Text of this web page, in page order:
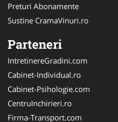
Preturi Abonamente
Sustine CramaVinuri.ro
Parteneri
IntretinereGradini.com
Cabinet-Individual.ro
Cabinet-Psihologie.com
CentruInchirieri.ro
Firma-Transport.com